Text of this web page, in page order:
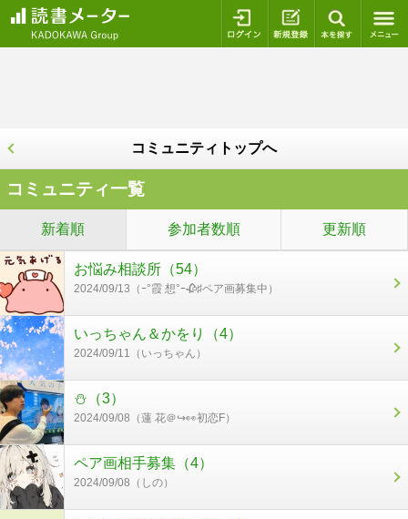
ログイン 新規登録
コミュニティトップへ
コミュニティ一覧
新着順 参加者数順 更新順
お悩み相談所（54）
2024/09/13（ｰ°霞 想°ｰ🥀♯ペア画募集中）
いっちゃん＆かをり（4）
2024/09/11（いっちゃん）
⛄️（3）
2024/09/08（蓮 花＠↪️👀初恋F）
ペア画相手募集（4）
2024/09/08（しの）